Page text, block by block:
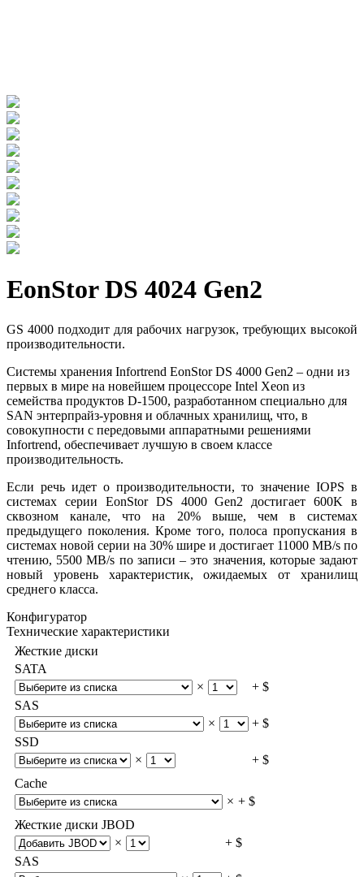
EonStor DS 4024 Gen2
GS 4000 подходит для рабочих нагрузок, требующих высокой
производительности.
Системы хранения Infortrend EonStor DS 4000 Gen2 – одни из
первых в мире на новейшем процессоре Intel Xeon из
семейства продуктов D-1500, разработанном специально для
SAN энтерпрайз-уровня и облачных хранилищ, что, в
совокупности с передовыми аппаратными решениями
Infortrend, обеспечивает лучшую в своем классе
производительность.
Если речь идет о производительности, то значение IOPS в
системах серии EonStor DS 4000 Gen2 достигает 600K в
сквозном канале, что на 20% выше, чем в системах
предыдущего поколения. Кроме того, полоса пропускания в
системах новой серии на 30% шире и достигает 11000 MB/s по
чтению, 5500 MB/s по записи – это значения, которые задают
новый уровень характеристик, ожидаемых от хранилищ
среднего класса.
Конфигуратор
Технические характеристики
Жесткие диски
SATA
×
+ $
SAS
×
+ $
SSD
×
+ $
Cache
× + $
Жесткие диски JBOD
×
+ $
SAS